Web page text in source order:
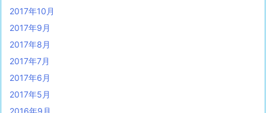
2017年10月
2017年9月
2017年8月
2017年7月
2017年6月
2017年5月
2016年9月